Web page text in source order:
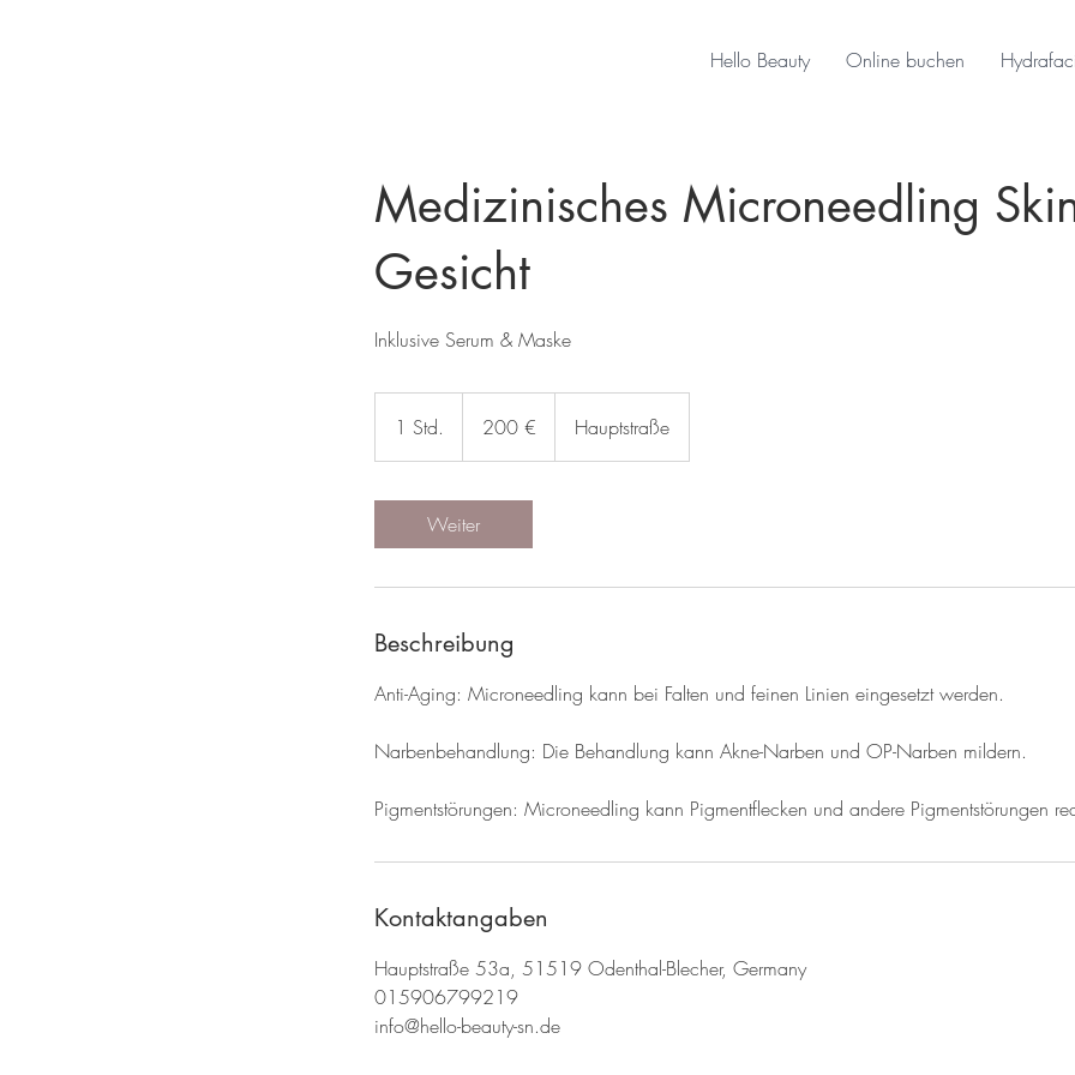
Hello Beauty Online buchen
Medizinisches Microneedling
Gesicht
Inklusive Serum & Maske
1 Std.
S
d
200 € Hauptstraße
Weiter
Beschreibung
Anti-Aging: Microneedling kann bei Falten und feinen Linien eingesetzt werden.
Narbenbehandlung: Die Behandlung kann Akne-Narben und OP-Narben mildern.
Pigmentstörungen: Microneedling kann Pigmentflecken und andere Pigmentstörungen
Kontaktangaben
Hauptstraße 53a, 51519 Odenthal-Blecher, Germany
015906799219
info@hello-beauty-sn.de